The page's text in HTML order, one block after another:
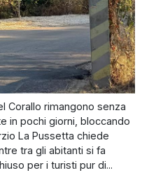
Corallo rimangono senza
in pochi giorni, bloccando
La Pussetta chiede
tra gli abitanti si fa
per i turisti pur di...